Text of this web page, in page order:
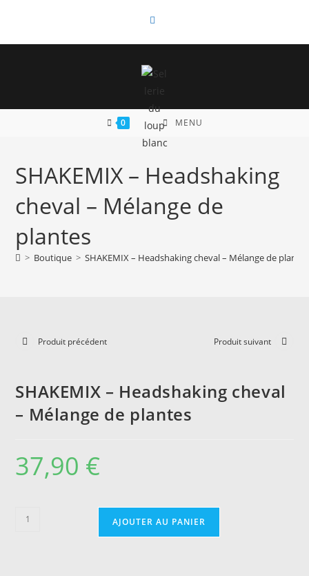
content
0 MENU
SHAKEMIX – Headshaking
cheval – Mélange de
plantes
> Boutique > SHAKEMIX – Headshaking cheval – Mélange de plantes
Produit précédent Produit suivant
SHAKEMIX – Headshaking cheval
– Mélange de plantes
37,90 €
quantité
AJOUTER AU PANIER